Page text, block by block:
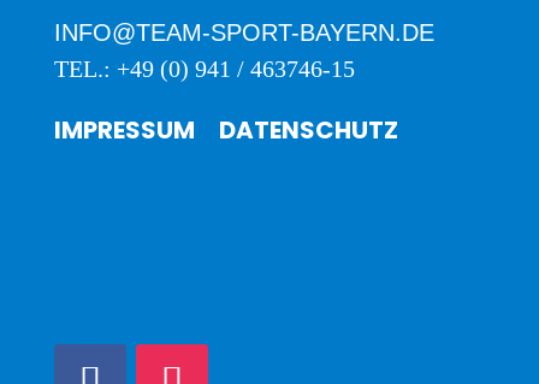
INFO@TEAM-SPORT-BAYERN.DE
TEL.: +49 (0) 941 / 463746-15
IMPRESSUM DATENSCHUTZ